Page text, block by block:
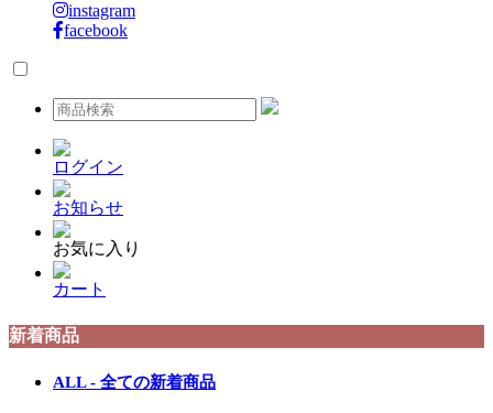
instagram
facebook
ログイン
お知らせ
お気に入り
カート
新着商品
ALL - 全ての新着商品